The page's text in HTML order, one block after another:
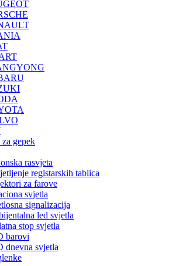
gepek
rasvjeta
registarskih tablica
za farove
svjetla
signalizacija
led svjetla
stop svjetla
barovi
dnevna svjetla